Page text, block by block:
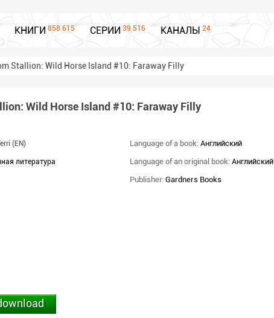
КНИГИ 858 615 СЕРИИ 39 516 КАНАЛЫ 24
Stallion: Wild Horse Island #10: Faraway Filly
Wild Horse Island #10: Faraway Filly
(EN)
литература
Language of a book: Английский
Language of an original book: Английский
Publisher: Gardners Books